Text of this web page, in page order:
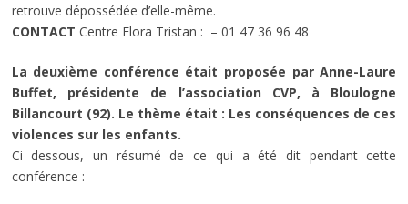
retrouve dépossédée d’elle-même.
CONTACT Centre Flora Tristan : – 01 47 36 96 48
La deuxième conférence était proposée par Anne-Laure
Buffet, présidente de l’association CVP, à Bloulogne
Billancourt (92). Le thème était : Les conséquences de ces
violences sur les enfants.
Ci dessous, un résumé de ce qui a été dit pendant cette
conférence :